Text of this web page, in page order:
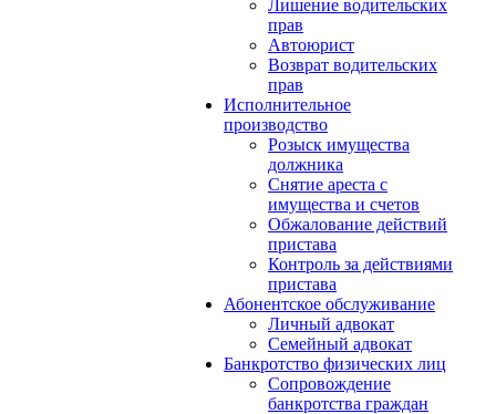
Лишение водительских
прав
Автоюрист
Возврат водительских
прав
Исполнительное
производство
Розыск имущества
должника
Снятие ареста с
имущества и счетов
Обжалование действий
пристава
Контроль за действиями
пристава
Абонентское обслуживание
Личный адвокат
Семейный адвокат
Банкротство физических лиц
Сопровождение
банкротства граждан